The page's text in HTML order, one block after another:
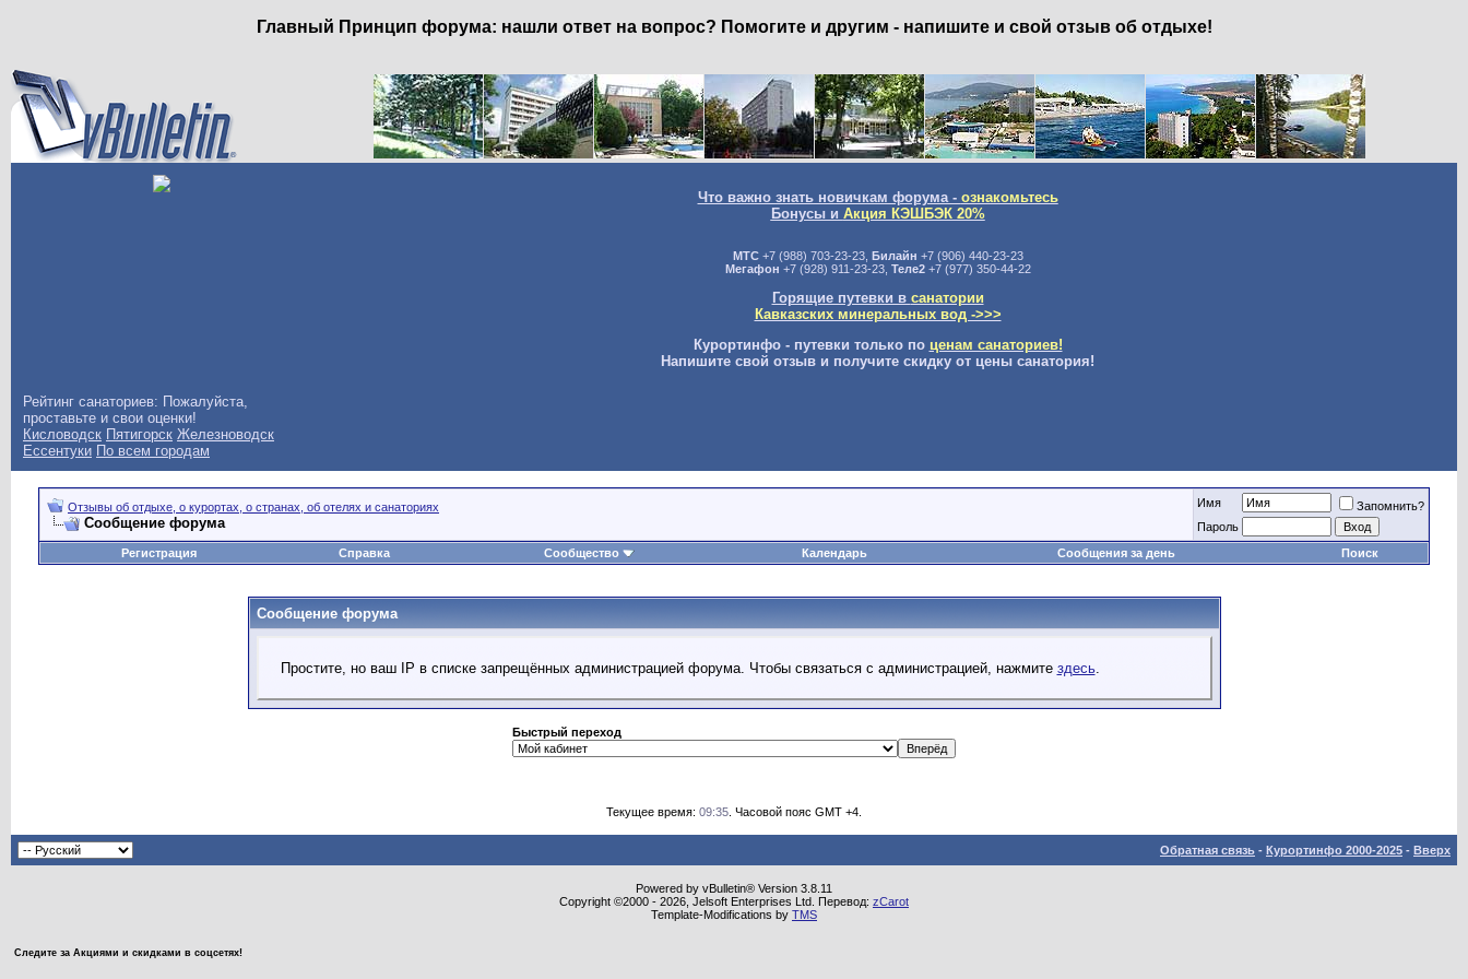
Главный Принцип форума: нашли ответ на вопрос? Помогите и другим - напишите и свой отзыв об отдыхе!
Что важно знать новичкам форума - ознакомьтесь
Бонусы и Акция КЭШБЭК 20%
МТС+7 (988) 703-23-23, Билайн +7 (906) 440-23-23
Мегафон +7 (928) 911-23-23, Теле2+7 (977) 350-44-22
Горящие путевки в санатории
Кавказских минеральных вод ->>>
Курортинфо - путевки только по ценам санаториев!
Напишите свой отзыв и получите скидку от цены санатория!
Рейтинг санаториев: Пожалуйста,
проставьте и свои оценки!
Кисловодск Пятигорск Железноводск
Ессентуки По всем городам
Отзывы об отдыхе, о курортах, о странах, об отелях и санаториях
Сообщение форума
Имя
Запомнить?
Пароль
Регистрация
Справка Сообщество Календарь Сообщения за день Поиск
Сообщение форума
Простите, но ваш IP в списке запрещённых администрацией форума. Чтобы связаться с администрацией, нажмите здесь.
Быстрый переход
Текущее время: 09:35 . Часовой пояс GMT +4.
Обратная связь - Курортинфо 2000-2025 - Вверх
Powered by vBulletin® Version 3.8.11
Copyright ©2000 - 2026, Jelsoft Enterprises Ltd. Перевод: zCarot
Template-Modifications by TMS
Следите за Акциями и скидками в соцсетях!